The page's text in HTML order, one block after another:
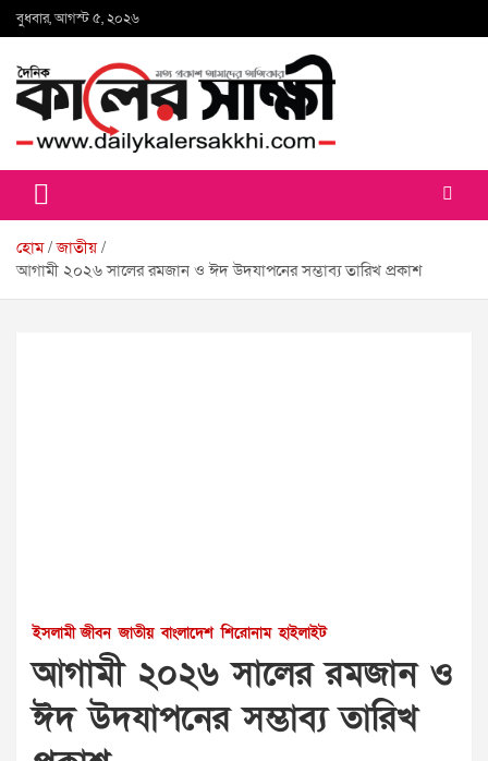
Skip
to
বুধবার, আগস্ট ৫, ২০২৬
কালের সাক্ষী
হোম জাতীয়
আগামী ২০২৬ সালের রমজান ও ঈদ উদযাপনের সম্ভাব্য তারিখ প্রকাশ
ইসলামী জীবন জাতীয় বাংলাদেশ শিরোনাম হাইলাইট
আগামী ২০২৬ সালের রমজান ও
ঈদ উদযাপনের সম্ভাব্য তারিখ